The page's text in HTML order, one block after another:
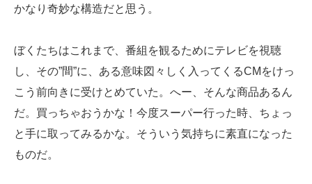
かなり奇妙な構造だと思う。
ぼくたちはこれまで、番組を観るためにテレビを視聴
し、その”間”に、ある意味図々しく入ってくるCMをけっ
こう前向きに受けとめていた。へー、そんな商品あるん
だ。買っちゃおうかな！今度スーパー行った時、ちょっ
と手に取ってみるかな。そういう気持ちに素直になった
ものだ。